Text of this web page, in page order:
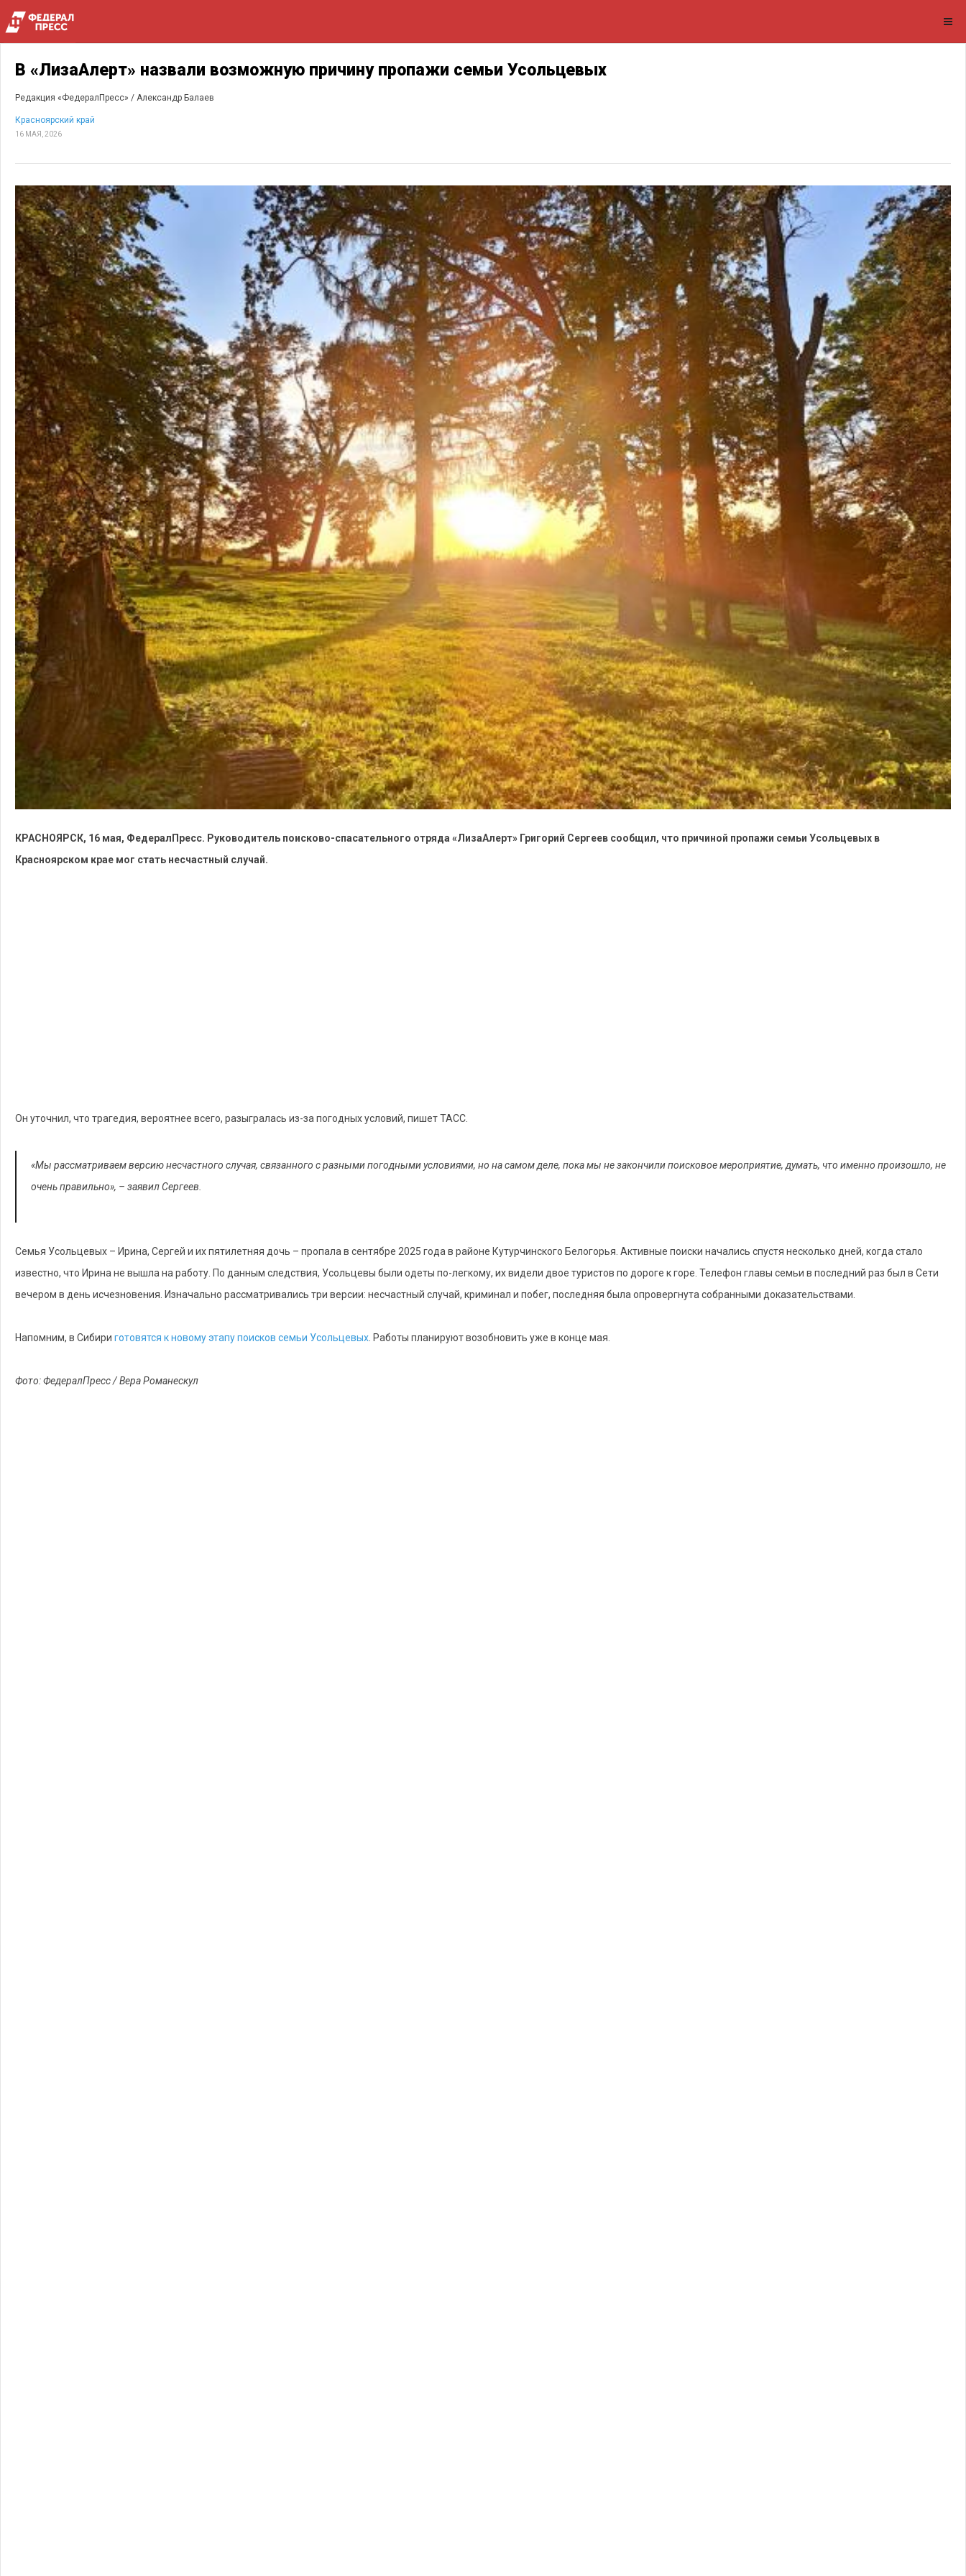
В «ЛизаАлерт» назвали возможную причину пропажи семьи Усольцевых
Редакция «ФедералПресс» / Александр Балаев
Красноярский край
16 МАЯ, 2026
КРАСНОЯРСК, 16 мая, ФедералПресс. Руководитель поисково-спасательного отряда «ЛизаАлерт» Григорий Сергеев сообщил, что причиной пропажи семьи Усольцевых в
Красноярском крае мог стать несчастный случай.
Он уточнил, что трагедия, вероятнее всего, разыгралась из-за погодных условий, пишет ТАСС.
«Мы рассматриваем версию несчастного случая, связанного с разными погодными условиями, но на самом деле, пока мы не закончили поисковое мероприятие, думать, что именно произошло, не
очень правильно», – заявил Сергеев.
Семья Усольцевых – Ирина, Сергей и их пятилетняя дочь – пропала в сентябре 2025 года в районе Кутурчинского Белогорья. Активные поиски начались спустя несколько дней, когда стало
известно, что Ирина не вышла на работу. По данным следствия, Усольцевы были одеты по-легкому, их видели двое туристов по дороге к горе. Телефон главы семьи в последний раз был в Сети
вечером в день исчезновения. Изначально рассматривались три версии: несчастный случай, криминал и побег, последняя была опровергнута собранными доказательствами.
Напомним, в Сибири готовятся к новому этапу поисков семьи Усольцевых . Работы планируют возобновить уже в конце мая.
Фото: ФедералПресс / Вера Романескул